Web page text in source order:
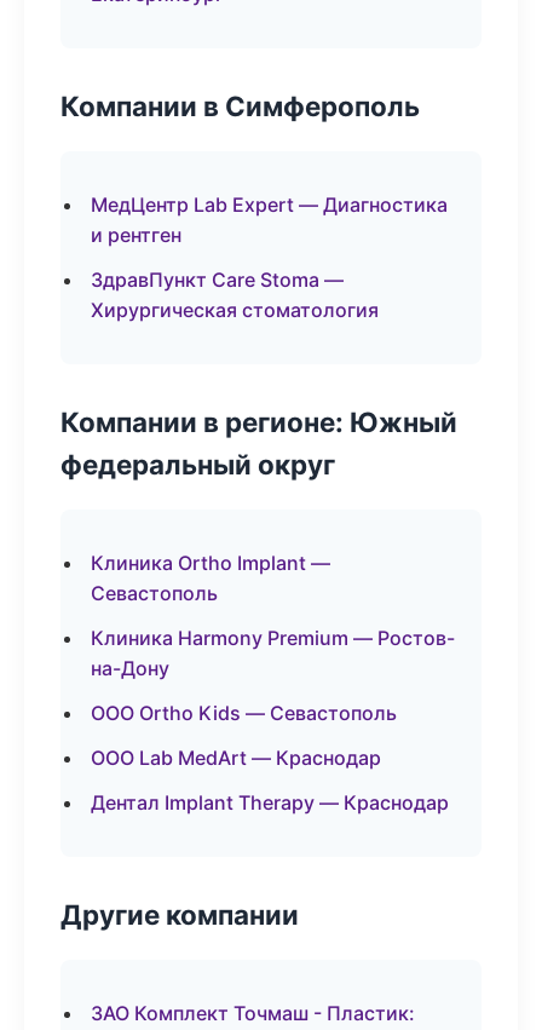
Компании в Симферополь
МедЦентр Lab Expert — Диагностика
и рентген
ЗдравПункт Care Stoma —
Хирургическая стоматология
Компании в регионе: Южный
федеральный округ
Клиника Ortho Implant —
Севастополь
Клиника Harmony Premium — Ростов-
на-Дону
ООО Ortho Kids — Севастополь
ООО Lab MedArt — Краснодар
Дентал Implant Therapy — Краснодар
Другие компании
ЗАО Комплект Точмаш - Пластик: